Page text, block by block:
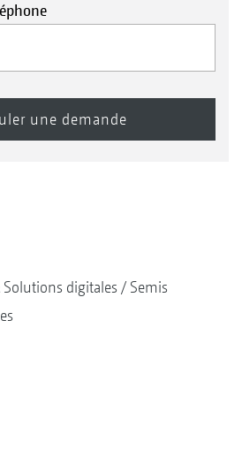
Solutions digitales
Semis